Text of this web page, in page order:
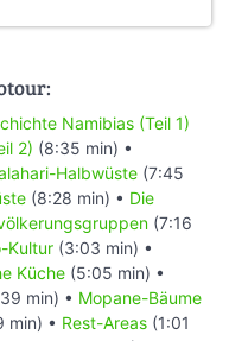
Namibias (Teil 1)
2) (8:35 min) •
Halbwüste (7:45
(8:28 min) • Die
(7:16
Kultur (3:03 min) •
Küche (5:05 min) •
min) • Mopane-Bäume
min) • Rest-Areas (1:01